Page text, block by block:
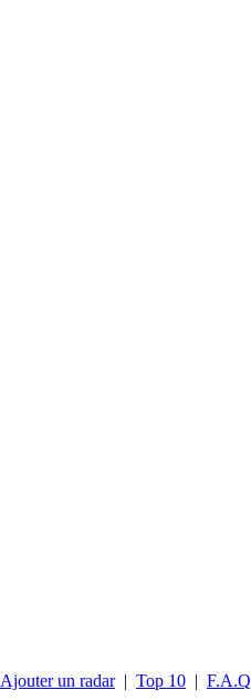
Ajouter un radar | Top 10 | F.A.Q